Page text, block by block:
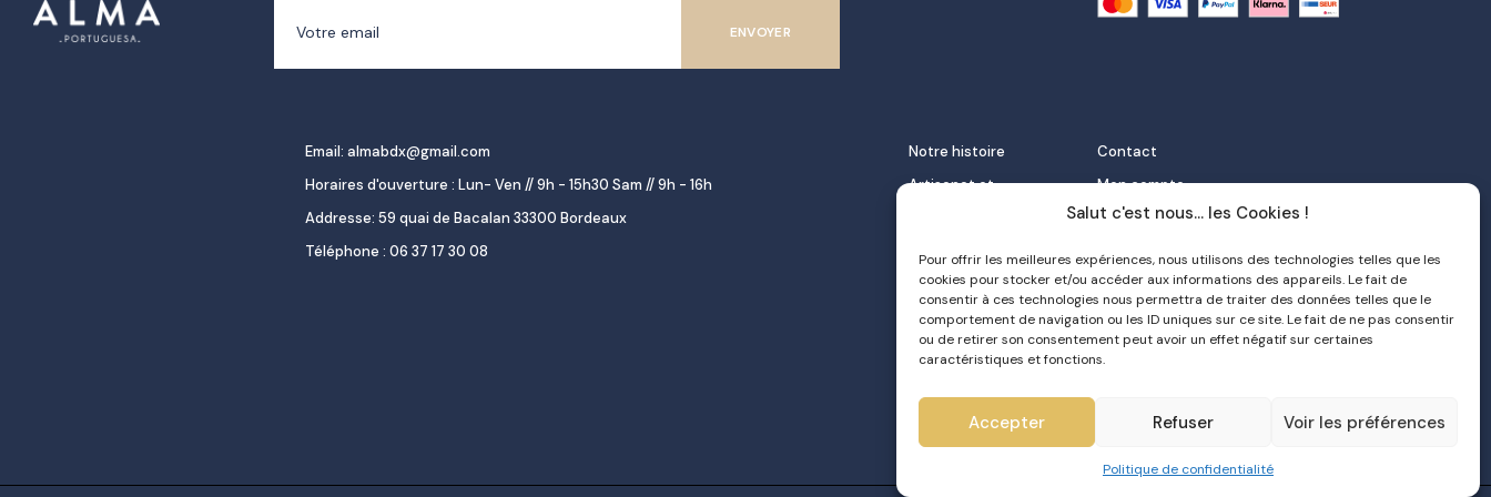
Salut c'est nous... les Cookies !
Pour offrir les meilleures expériences, nous utilisons des technologies telles que les
cookies pour stocker et/ou accéder aux informations des appareils. Le fait de
consentir à ces technologies nous permettra de traiter des données telles que le
comportement de navigation ou les ID uniques sur ce site. Le fait de ne pas consentir
ou de retirer son consentement peut avoir un effet négatif sur certaines
caractéristiques et fonctions.
Accepter Refuser Voir les préférences
Politique de confidentialité
Email: almabdx@gmail.com
Horaires d'ouverture : Lun- Ven // 9h - 15h30 Sam // 9h - 16h
Addresse: 59 quai de Bacalan 33300 Bordeaux
Téléphone : 06 37 17 30 08
Notre histoire
Artisanat et
Épicerie fine et
gourmet
Repas à emporter
Le pastel de nata
Contact
Mon compte
FAQ
Livraison
Politique de confidentialité
CGV